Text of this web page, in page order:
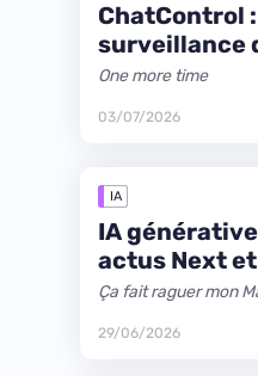
ChatControl
surveillance
One more time
03/07/2026
IA
IA générative
actus Next
Ça fait raguer mon
29/06/2026